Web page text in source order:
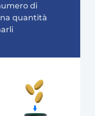
di
quantità